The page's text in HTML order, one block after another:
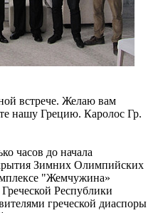
встрече. Желаю вам
нашу Грецию. Каролос Гр.
часов до начала
Зимних Олимпийских
"Жемчужина»
Греческой Республики
греческой диаспоры